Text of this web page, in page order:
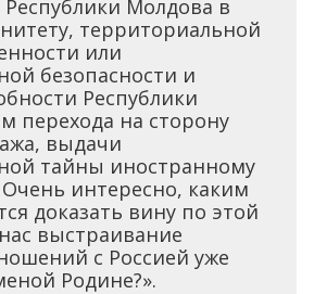
Молдова в
территориальной
или
безопасности и
Республики
перехода на сторону
выдачи
тайны иностранному
Очень интересно, каким
доказать вину по этой
выстраивание
с Россией уже
Родине?».